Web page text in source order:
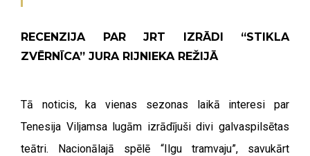
RECENZIJA PAR JRT IZRĀDI “STIKLA
ZVĒRNĪCA” JURA RIJNIEKA REŽIJĀ
Tā noticis, ka vienas sezonas laikā interesi par
Tenesija Viljamsa lugām izrādījuši divi galvaspilsētas
teātri. Nacionālajā spēlē “Ilgu tramvaju”, savukārt